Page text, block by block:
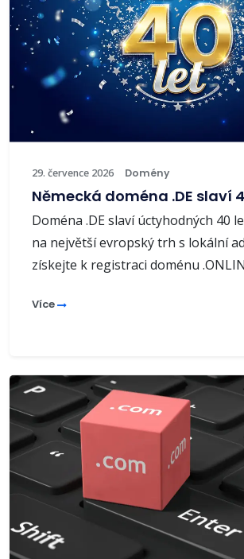
29. července 2026 Domény
Německá doména .DE slaví
Doména .DE slaví úctyhodných 40
na největší evropský trh s lokální
získejte k registraci doménu
Více